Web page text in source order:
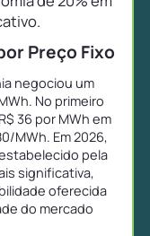
Preço Fixo
negociou um
No primeiro
36 por MWh em
MWh. Em 2026,
pela
significativa,
oferecida
do mercado